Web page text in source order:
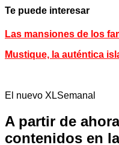
Te puede interesar
Las mansiones de los
Mustique, la auténtica
El nuevo XLSemanal
A partir de
contenidos en